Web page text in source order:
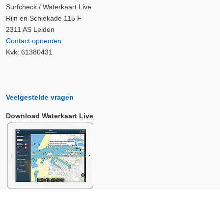
Surfcheck / Waterkaart Live
Rijn en Schiekade 115 F
2311 AS Leiden
Contact opnemen
Kvk: 61380431
Veelgestelde vragen
Download Waterkaart Live